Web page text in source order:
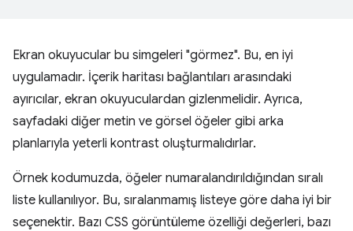
Ekran okuyucular bu simgeleri "görmez". Bu, en iyi
uygulamadır. İçerik haritası bağlantıları arasındaki
ayırıcılar, ekran okuyuculardan gizlenmelidir. Ayrıca,
sayfadaki diğer metin ve görsel öğeler gibi arka
planlarıyla yeterli kontrast oluşturmalıdırlar.
Örnek kodumuzda, öğeler numaralandırıldığından sıralı
liste kullanılıyor. Bu, sıralanmamış listeye göre daha iyi bir
seçenektir. Bazı CSS görüntüleme özelliği değerleri, bazı